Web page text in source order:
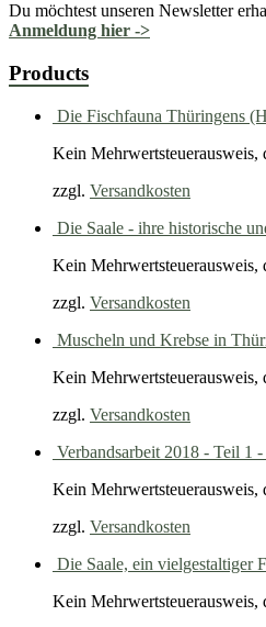
Du möchtest unseren Newsletter
Anmeldung hier ->
Products
Die Fischfauna Thüringens
Kein
zzgl. Versandkosten
Die Saale - ihre historische
Kein
zzgl. Versandkosten
Muscheln und Krebse in
Kein
zzgl. Versandkosten
Verbandsarbeit 2018 - Teil 1
Kein
zzgl. Versandkosten
Die Saale, ein vielgestaltiger
Kein